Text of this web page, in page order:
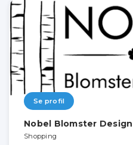
Se profil
Nobel Blomster Design
Shopping